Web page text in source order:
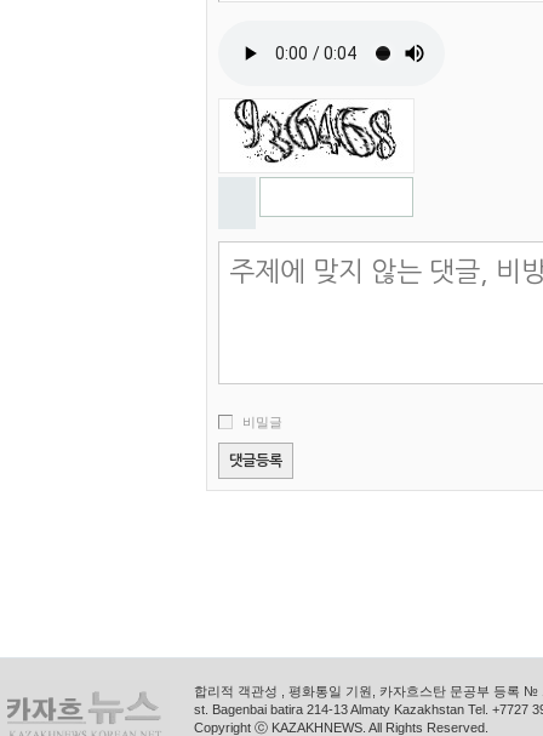
비밀글
합리적 객관성 , 평화통일 기원, 카자흐스탄 문공부 등록
st. Bagenbai batira 214-13 Almaty Kazakhstan Tel. +7727
Copyright ⓒ KAZAKHNEWS. All Rights Reserved.